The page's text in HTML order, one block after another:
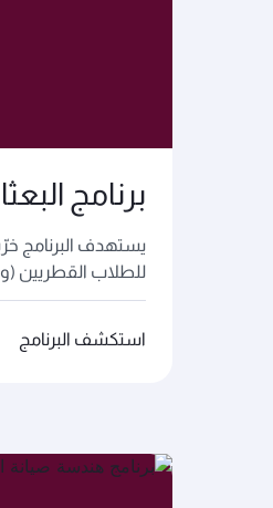
برنامج
يستهدف البرنامج
للطلاب القطريين
استكشف البرنامج